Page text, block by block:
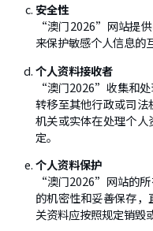
安全性
“澳门2026”网站提
来保护敏感个人信息的
个人资料接收者
“澳门2026”收集和
转移至其他行政或司
机关或实体在处理个
定。
个人资料保护
“澳门2026”网站的
的机密性和妥善保存
关资料应按照规定销毁